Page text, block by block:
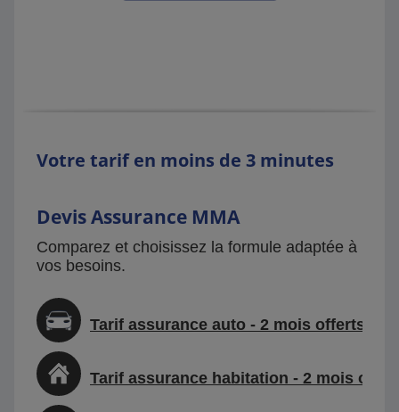
Votre tarif en moins de 3 minutes
Devis Assurance MMA
Comparez et choisissez la formule adaptée à
vos besoins.
Tarif assurance auto - 2 mois offerts
Tarif assurance habitation - 2 mois